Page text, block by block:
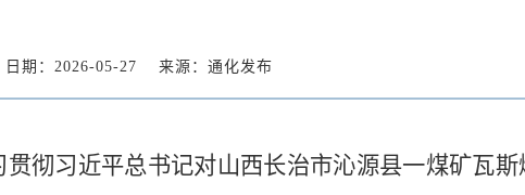
日期：2026-05-27 来源：通化发布
习近平总书记对山西长治市沁源县一煤矿瓦斯